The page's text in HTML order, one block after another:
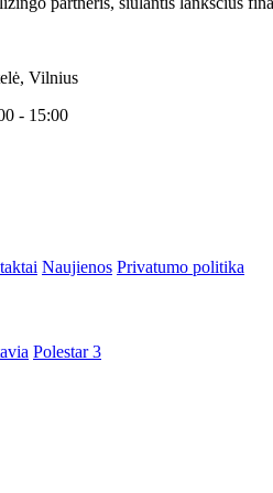
Vilnius
- 15:00
Naujienos Privatumo politika
Polestar 3